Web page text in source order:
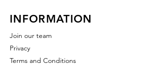
INFORMATION
Join our team
Privacy
Terms and Conditions